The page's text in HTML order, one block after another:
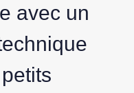
avec un